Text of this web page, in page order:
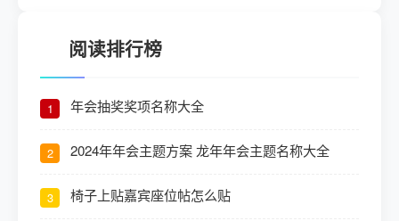
阅读排行榜
1 年会抽奖奖项名称大全
2 2024年年会主题方案 龙年年会主题名称大全
3 椅子上贴嘉宾座位帖怎么贴